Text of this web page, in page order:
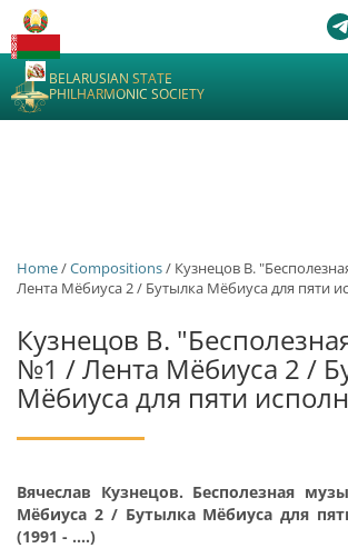
BELARUSIAN STATE
PHILHARMONIC SOCIETY
Home/Сompositions/ Кузнецов В.
Лента Мёбиуса 2 / Бутылка Мёбиуса для пяти
Кузнецов В.
№1 / Лента Мёбиуса 2 /
Мёбиуса для пяти
Вячеслав Кузнецов. Бесполезная
Мёбиуса 2 / Бутылка Мёбиуса для
(1991 - ....)